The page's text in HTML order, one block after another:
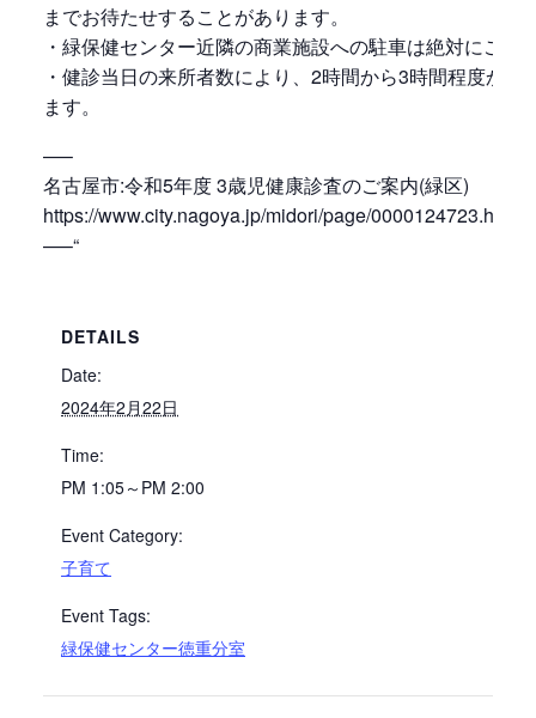
までお待たせすることがあります。
・緑保健センター近隣の商業施設への駐車は絶対にご遠
・健診当日の来所者数により、2時間から3時間程度かか
ます。
—–
名古屋市:令和5年度 3歳児健康診査のご案内(緑区)
https://www.city.nagoya.jp/midori/page/0000124723.html
—–“
DETAILS
Date:
2024年2月22日
Time:
PM 1:05～PM 2:00
Event Category:
子育て
Event Tags:
緑保健センター徳重分室